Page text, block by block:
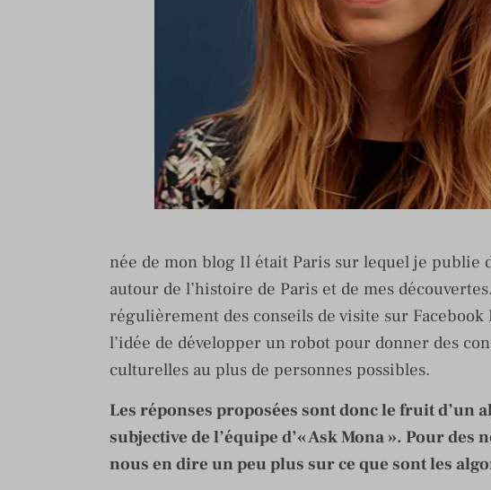
née de mon blog Il était Paris sur lequel je publie
autour de l’histoire de Paris et de mes
régulièrement des conseils de visite sur Facebook
l’idée de développer un robot pour donner des
culturelles au plus de personnes possibles.
Les réponses proposées sont donc le fruit d’un
subjective de l’équipe d’« Ask Mona ». Pour
nous en dire un peu plus sur ce que sont les